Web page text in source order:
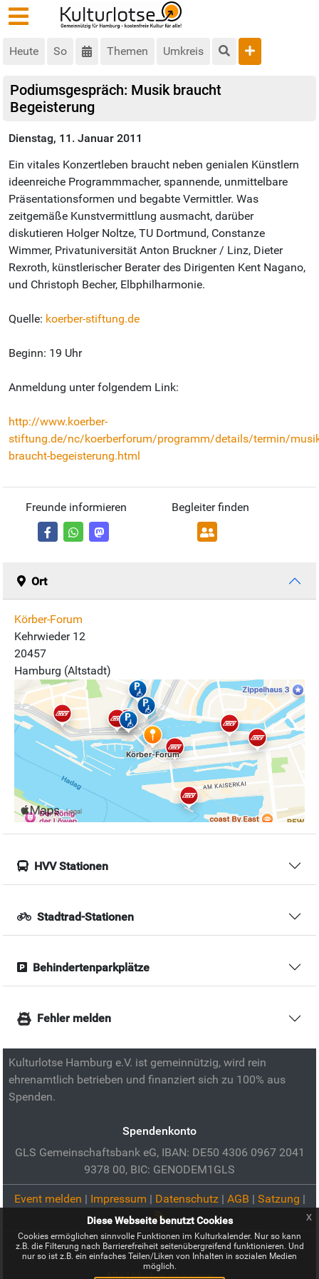
Heute So Themen Umkreis
Podiumsgespräch: Musik braucht
Begeisterung
Dienstag, 11. Januar 2011
Ein vitales Konzertleben braucht neben genialen Künstlern
ideenreiche Programmmacher, spannende, unmittelbare
Präsentationsformen und begabte Vermittler. Was
zeitgemäße Kunstvermittlung ausmacht, darüber
diskutieren Holger Noltze, TU Dortmund, Constanze
Wimmer, Privatuniversität Anton Bruckner / Linz, Dieter
Rexroth, künstlerischer Berater des Dirigenten Kent Nagano,
und Christoph Becher, Elbphilharmonie.
Quelle: koerber-stiftung.de
Beginn: 19 Uhr
Anmeldung unter folgendem Link:
http://www.koerber-
stiftung.de/nc/koerberforum/programm/details/termin/
braucht-begeisterung.html
Freunde informieren Begleiter finden
Ort
Körber-Forum
Kehrwieder 12
20457
Hamburg (Altstadt)
HVV Stationen
Stadtrad-Stationen
Behindertenparkplätze
Fehler melden
Kulturlotse Hamburg e.V. ist gemeinnützig, wird rein
ehrenamtlich betrieben und finanziert sich zu 100% aus
Spenden.
Spendenkonto
GLS Gemeinschaftsbank eG, IBAN: DE50 4306 0967 2041
9378 00, BIC: GENODEM1GLS
Event melden | Impressum | Datenschutz| AGB | Satzung |
Diese Webseite benutzt Cookies
Cookies ermöglichen sinnvolle Funktionen im Kulturkalender. Nur so kann
z.B. die Filterung nach Barrierefreiheit seitenübergreifend funktionieren. Und
nur so ist z.B. ein einfaches Teilen/Liken von Inhalten in sozialen Medien
möglich.
x